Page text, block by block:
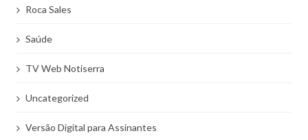
Roca Sales
Saúde
TV Web Notiserra
Uncategorized
Versão Digital para Assinantes